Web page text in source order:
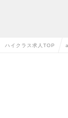
ハイクラス求人TOP